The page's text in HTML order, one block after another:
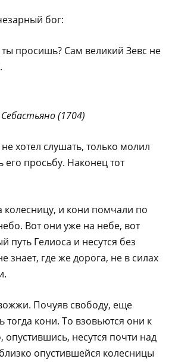
бог:
просишь? Сам великий Зевс не
(1704)
хотел слушать, только молил
его просьбу. Наконец тот
колесницу, и кони помчали по
Вот они уже на небе, вот
путь Гелиоса и несутся без
знает, где же дорога, не в силах
Почуяв свободу, еще
тогда кони. То взовьются они к
опустившись, несутся почти над
опустившейся колесницы